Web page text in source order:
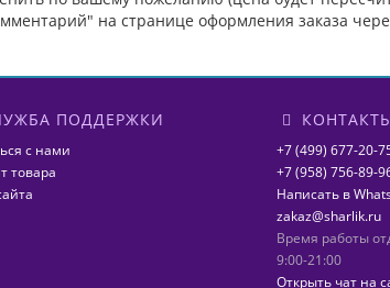
на странице оформления заказа
ПОДДЕРЖКИ
с нами
товара
+7 (499) 677-20-
+7 (958) 756-89-
Написать в
zakaz@sharlik.ru
Время работы
9:00-21:00
Открыть чат на